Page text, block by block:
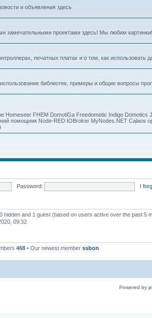
и объявления здесь
замечательными проектами здесь! Мы любим картинки!
печатных платах и ​​о том, как использовать
библиотек, примеры и общие вопросы
Homeseer FHEM DomotiGa Freedomotic Indigo Domotics
помощник Node-RED IOBroker MyNodes.NET Calaos
Password: I
hidden and 1 guest (based on users active over the past 5
09:32
468 • Our newest member ssbon
Powered by